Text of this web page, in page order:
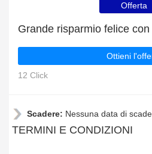
Offerta
Ottieni
12 Click
Scadere: Nessuna data di
TERMINI E CONDIZIONI